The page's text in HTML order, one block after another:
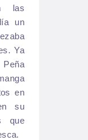
las
un
Ya
en
su
que